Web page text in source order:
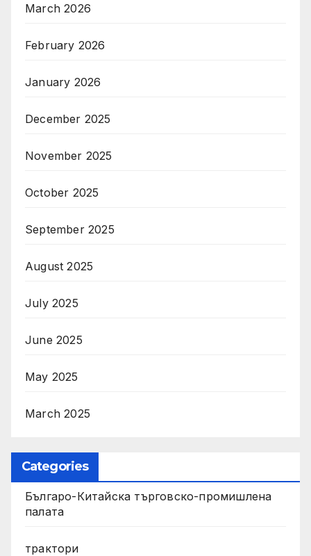
March 2026
February 2026
January 2026
December 2025
November 2025
October 2025
September 2025
August 2025
July 2025
June 2025
May 2025
March 2025
Categories
Българо-Китайска търговско-промишлена
палата
трактори